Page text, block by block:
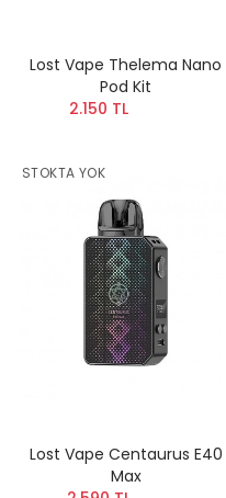
Lost Vape Thelema Nano
Pod Kit
2.150 TL
STOKTA YOK
Lost Vape Centaurus E40
Max